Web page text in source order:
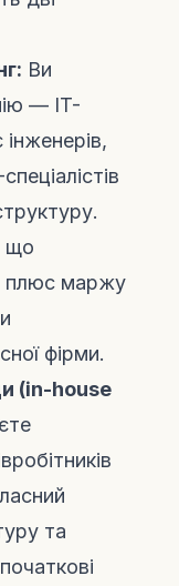
Ви
— IT-
що
плюс маржу
фірми.
(in-house
та